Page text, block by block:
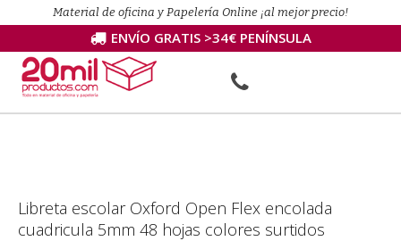
Material de oficina y Papelería Online ¡al mejor precio!
ENVÍO GRATIS >34€ PENÍNSULA
Libreta escolar Oxford Open Flex encolada
cuadri­cula 5mm 48 hojas colores surtidos